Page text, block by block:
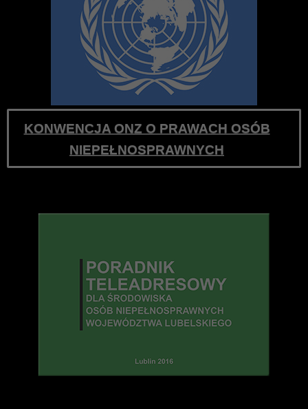
KONWENCJA ONZ O PRAWACH OSÓB
NIEPEŁNOSPRAWNYCH